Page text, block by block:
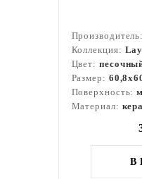
Коллекция:
Цвет:
Размер:
Поверхность:
Материал:
В